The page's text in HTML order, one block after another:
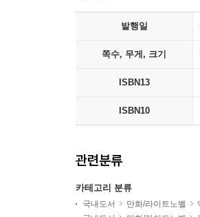
발행일
쪽수, 무게, 크기
ISBN13
ISBN10
관련분류
카테고리 분류
국내도서 만화/라이트노벨